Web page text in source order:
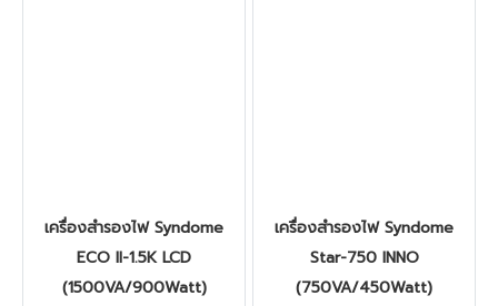
เครื่องสำรองไฟ Syndome
ECO II-1.5K LCD
(1500VA/900Watt)
เครื่องสำรองไฟ Syndome
Star-750 INNO
(750VA/450Watt)